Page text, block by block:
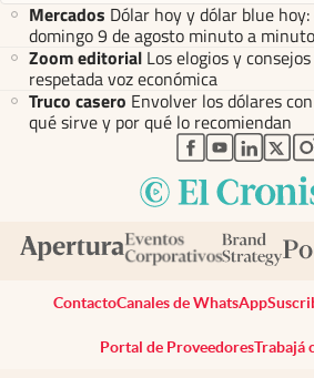
Mercados Dólar hoy y dólar blue
domingo 9 de agosto minuto a minuto
Zoom editorial Los elogios y
respetada voz económica
Truco casero Envolver los dólares
qué sirve y por qué lo recomiendan
abre en nueva
abre en
abre
ContactoCanales de WhatsApp
Portal de ProveedoresTrabajá